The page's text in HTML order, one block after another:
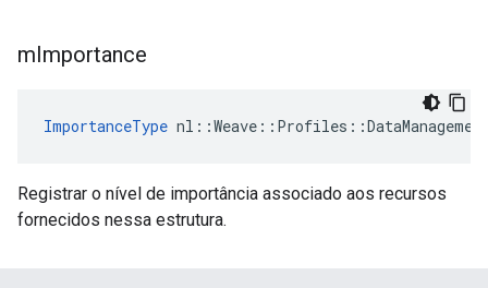
mImportance
ImportanceType
Registrar o nível de importância associado aos recursos
fornecidos nessa estrutura.